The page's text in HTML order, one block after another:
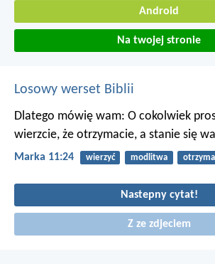
Android
Na twojej stronie
Losowy werset Biblii
Dlatego mówię wam: O cokolwiek
wierzcie, że otrzymacie, a stanie się
Marka 11:24 wierzyć modlitwa
Nastepny cytat!
Z ze zdjeciem